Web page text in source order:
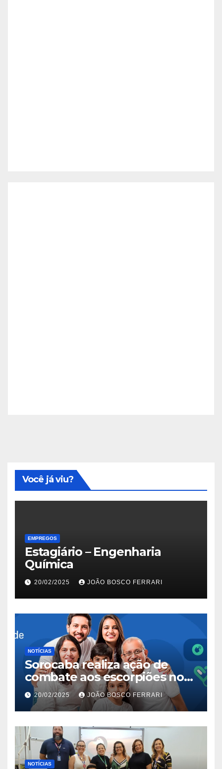
Você já viu?
EMPREGOS
Estagiário – Engenharia
Química
20/02/2025 JOÃO BOSCO FERRARI
NOTÍCIAS
Sorocaba realiza ação de
combate aos escorpiões no
Jardim São Carlos
20/02/2025 JOÃO BOSCO FERRARI
NOTÍCIAS